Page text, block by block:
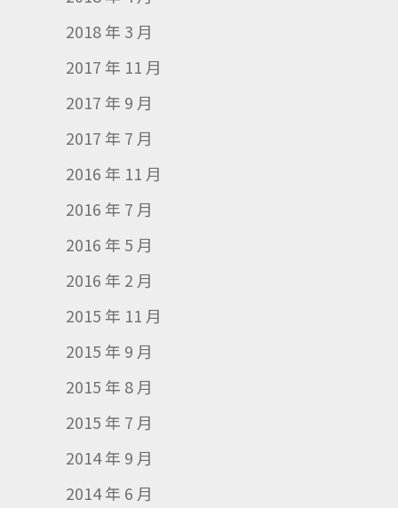
2018 年 3 月
2017 年 11 月
2017 年 9 月
2017 年 7 月
2016 年 11 月
2016 年 7 月
2016 年 5 月
2016 年 2 月
2015 年 11 月
2015 年 9 月
2015 年 8 月
2015 年 7 月
2014 年 9 月
2014 年 6 月